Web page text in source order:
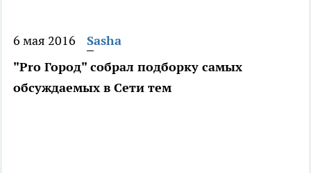
6 мая 2016
Sasha
"Pro Город" собрал подборку самых
обсуждаемых в Сети тем